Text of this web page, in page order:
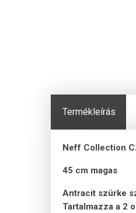
Termékleírás
Neff Collection
45 cm magas
Antracit szürke
Tartalmazza a 2